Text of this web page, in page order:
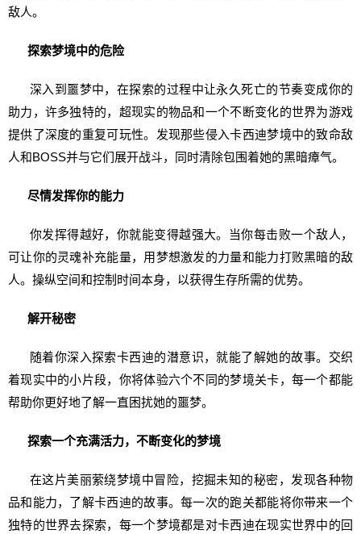
敌人。
探索梦境中的危险
深入到噩梦中，在探索的过程中让永久死亡的节奏变成你的
助力，许多独特的，超现实的物品和一个不断变化的世界为游戏
提供了深度的重复可玩性。发现那些侵入卡西迪梦境中的致命敌
人和BOSS并与它们展开战斗，同时清除包围着她的黑暗瘴气。
尽情发挥你的能力
你发挥得越好，你就能变得越强大。当你每击败一个敌人，
可让你的灵魂补充能量，用梦想激发的力量和能力打败黑暗的敌
人。操纵空间和控制时间本身，以获得生存所需的优势。
解开秘密
随着你深入探索卡西迪的潜意识，就能了解她的故事。交织
着现实中的小片段，你将体验六个不同的梦境关卡，每一个都能
帮助你更好地了解一直困扰她的噩梦。
探索一个充满活力，不断变化的梦境
在这片美丽萦绕梦境中冒险，挖掘未知的秘密，发现各种物
品和能力，了解卡西迪的故事。每一次的跑关都能将你带来一个
独特的世界去探索，每一个梦境都是对卡西迪在现实世界中的回